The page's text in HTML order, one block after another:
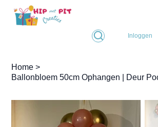
Inloggen
Home >